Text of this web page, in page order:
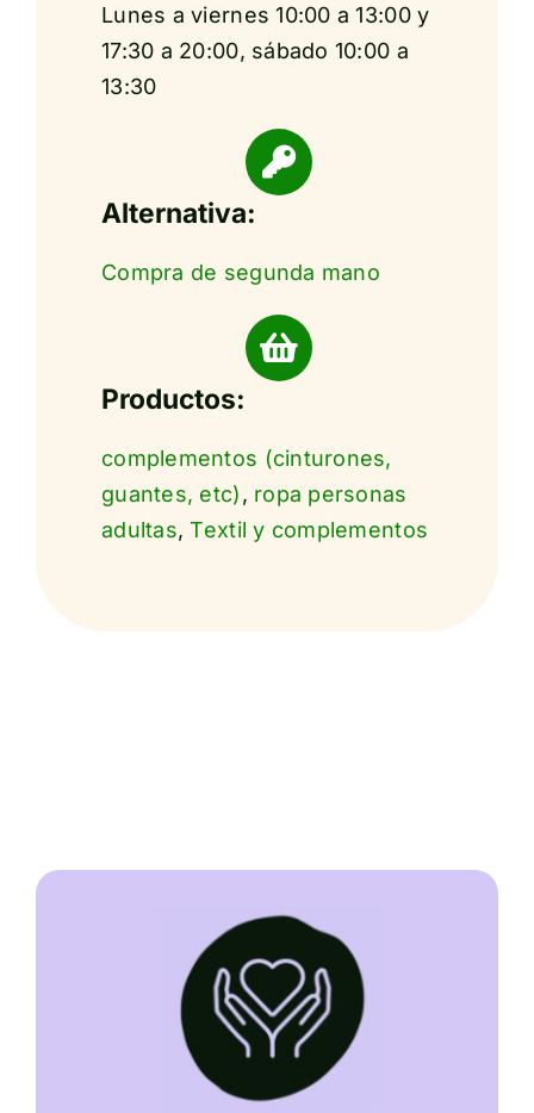
Lunes a viernes 10:00 a 13:00 y
17:30 a 20:00, sábado 10:00 a
13:30
Alternativa:
Compra de segunda mano
Productos:
complementos (cinturones,
guantes, etc), ropa personas
adultas,Textil y complementos